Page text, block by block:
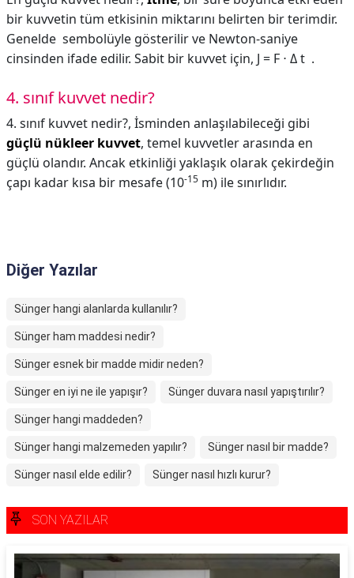
bir kuvvetin tüm etkisinin miktarını belirten bir terimdir.
Genelde ‍ sembolüyle gösterilir ve Newton-saniye
cinsinden ifade edilir. Sabit bir kuvvet için, J = F ⋅ Δ t ‍ .
4. sınıf kuvvet nedir?
4. sınıf kuvvet nedir?, İsminden anlaşılabileceği gibi
güçlü nükleer kuvvet, temel kuvvetler arasında en
güçlü olandır. Ancak etkinliği yaklaşık olarak çekirdeğin
çapı kadar kısa bir mesafe (10-15 m) ile sınırlıdır.
Diğer Yazılar
Sünger hangi alanlarda kullanılır?
Sünger ham maddesi nedir?
Sünger esnek bir madde midir neden?
Sünger en iyi ne ile yapışır? Sünger duvara nasıl yapıştırılır?
Sünger hangi maddeden?
Sünger hangi malzemeden yapılır? Sünger nasıl bir madde?
Sünger nasıl elde edilir? Sünger nasıl hızlı kurur?
SON YAZILAR